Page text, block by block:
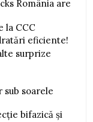
România are
la CCC
eficiente!
surprize
sub soarele
bifazică și